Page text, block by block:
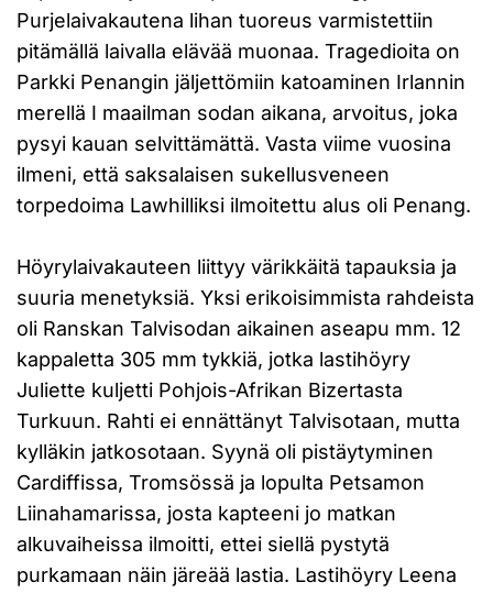
Purjelaivakautena lihan tuoreus varmistettiin
pitämällä laivalla elävää muonaa. Tragedioita on
Parkki Penangin jäljettömiin katoaminen Irlannin
merellä I maailman sodan aikana, arvoitus, joka
pysyi kauan selvittämättä. Vasta viime vuosina
ilmeni, että saksalaisen sukellusveneen
torpedoima Lawhilliksi ilmoitettu alus oli Penang.
Höyrylaivakauteen liittyy värikkäitä tapauksia ja
suuria menetyksiä. Yksi erikoisimmista rahdeista
oli Ranskan Talvisodan aikainen aseapu mm. 12
kappaletta 305 mm tykkiä, jotka lastihöyry
Juliette kuljetti Pohjois-Afrikan Bizertasta
Turkuun. Rahti ei ennättänyt Talvisotaan, mutta
kylläkin jatkosotaan. Syynä oli pistäytyminen
Cardiffissa, Tromsössä ja lopulta Petsamon
Liinahamarissa, josta kapteeni jo matkan
alkuvaiheissa ilmoitti, ettei siellä pystytä
purkamaan näin järeää lastia. Lastihöyry Leena